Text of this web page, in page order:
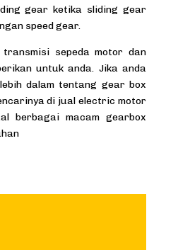
gear ketika sliding gear
speed gear.
sepeda motor dan
untuk anda. Jika anda
dalam tentang gear box
di jual electric motor
berbagai macam gearbox